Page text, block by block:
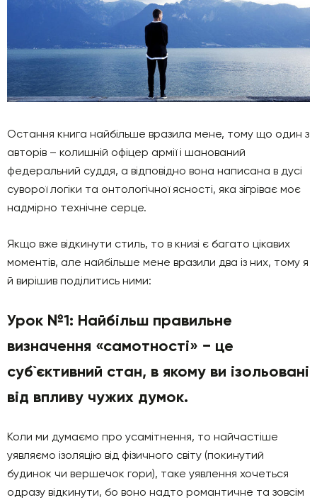
Остання книга найбільше вразила мене, тому що один з
авторів – колишній офіцер армії і шанований
федеральний суддя, а відповідно вона написана в дусі
суворої логіки та онтологічної ясності, яка зігріває моє
надмірно технічне серце.
Якщо вже відкинути стиль, то в книзі є багато цікавих
моментів, але найбільше мене вразили два із них, тому я
й вирішив поділитись ними:
Урок №1: Найбільш правильне
визначення «самотності» − це
суб`єктивний стан, в якому ви ізольовані
від впливу чужих думок.
Коли ми думаємо про усамітнення, то найчастіше
уявляємо ізоляцію від фізичного світу (покинутий
будинок чи вершечок гори), таке уявлення хочеться
одразу відкинути, бо воно надто романтичне та зовсім